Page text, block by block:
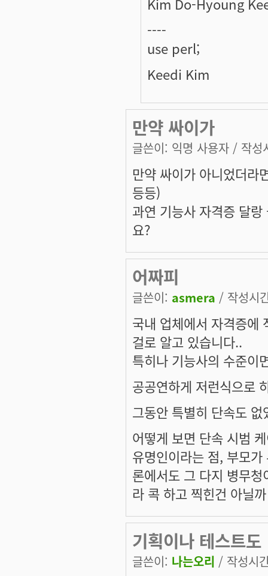
----
use perl;
Keedi Kim
만약 싸이가
글쓴이: 익명 사용자 / 작성
만약 싸이가 아니었더라
등등)
과연 기능사 자격증 달
요?
어짜피
글쓴이: asmera / 작성시
국내 업체에서 자격증에
걸로 알고 있습니다..
특히나 기능사의 수준이
공공연하게 저런식으로
그동안 특별히 단속도 없
어떻게 보면 단속 시범
유명인이라는 점, 부모
론에서도 그 다지 병무
라 콕 하고 찍힌건 아닐
기획이나 테스트도
글쓴이: 나는오리 / 작성시